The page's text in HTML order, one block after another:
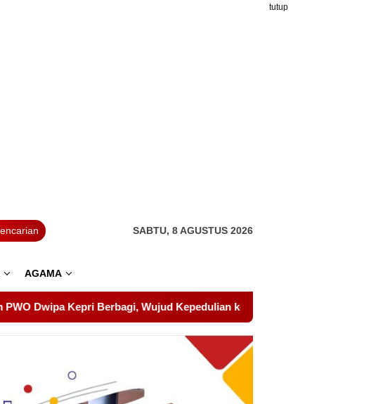
tutup
SABTU, 8 AGUSTUS 2026
AGAMA
Kepedulian kepada Pondok Tahfidz Yatim dan Dhuafa Al-Aqsho Batam